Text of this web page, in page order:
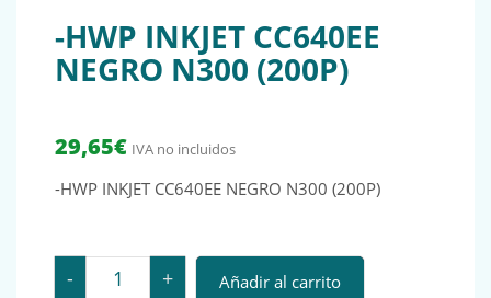
-HWP INKJET CC640EE
NEGRO N300 (200P)
29,65€ IVA no incluidos
-HWP INKJET CC640EE NEGRO N300 (200P)
- -HWP INKJET CC640EE NEGRO N300 (200P) cantidad
+ Añadir al carrito